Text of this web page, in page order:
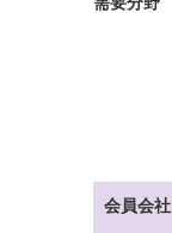
会員会社